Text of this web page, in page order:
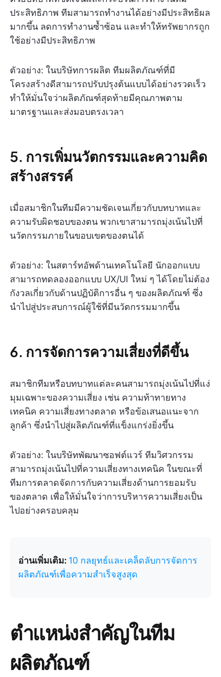
ประสิทธิภาพ ทีมสามารถทำงานได้อย่างมีประสิทธิผล
มากขึ้น ลดการทำงานซ้ำซ้อน และทำให้ทรัพยากรถูก
ใช้อย่างมีประสิทธิภาพ
ตัวอย่าง: ในบริษัทการผลิต ทีมผลิตภัณฑ์ที่มี
โครงสร้างดีสามารถปรับปรุงต้นแบบได้อย่างรวดเร็ว
ทำให้มั่นใจว่าผลิตภัณฑ์สุดท้ายมีคุณภาพตาม
มาตรฐานและส่งมอบตรงเวลา
5. การเพิ่มนวัตกรรมและความคิด
สร้างสรรค์
เมื่อสมาชิกในทีมมีความชัดเจนเกี่ยวกับบทบาทและ
ความรับผิดชอบของตน พวกเขาสามารถมุ่งเน้นไปที่
นวัตกรรมภายในขอบเขตของตนได้
ตัวอย่าง: ในสตาร์ทอัพด้านเทคโนโลยี นักออกแบบ
สามารถทดลองออกแบบ UX/UI ใหม่ ๆ ได้โดยไม่ต้อง
กังวลเกี่ยวกับด้านปฏิบัติการอื่น ๆ ของผลิตภัณฑ์ ซึ่ง
นำไปสู่ประสบการณ์ผู้ใช้ที่มีนวัตกรรมมากขึ้น
6. การจัดการความเสี่ยงที่ดีขึ้น
สมาชิกทีมหรือบทบาทแต่ละคนสามารถมุ่งเน้นไปที่แง่
มุมเฉพาะของความเสี่ยง เช่น ความท้าทายทาง
เทคนิค ความเสี่ยงทางตลาด หรือข้อเสนอแนะจาก
ลูกค้า ซึ่งนำไปสู่ผลิตภัณฑ์ที่แข็งแกร่งยิ่งขึ้น
ตัวอย่าง: ในบริษัทพัฒนาซอฟต์แวร์ ทีมวิศวกรรม
สามารถมุ่งเน้นไปที่ความเสี่ยงทางเทคนิค ในขณะที่
ทีมการตลาดจัดการกับความเสี่ยงด้านการยอมรับ
ของตลาด เพื่อให้มั่นใจว่าการบริหารความเสี่ยงเป็น
ไปอย่างครอบคลุม
อ่านเพิ่มเติม: 10 กลยุทธ์และเคล็ดลับการจัดการ
ผลิตภัณฑ์เพื่อความสำเร็จสูงสุด
ตำแหน่งสำคัญในทีม
ผลิตภัณฑ์